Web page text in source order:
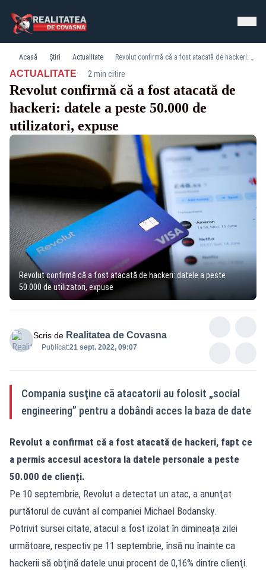
Acasă Știri Actualitate Revolut confirmă că a fost atacată de hackeri: datele a peste 50.000 de utilizatori, expuse
ACTUALITATE· 2 min citire
Revolut confirmă că a fost atacată de
hackeri: datele a peste 50.000 de
utilizatori, expuse
Revolut confirmă că a fost atacată de hackeri: datele a peste
50.000 de utilizatori, expuse
Scris de Realitatea de Covasna
Publicat:21 sept. 2022, 09:07
Compania susţine că atacatorii au folosit „social
engineering” pentru a dobândi acces la baza de date
Revolut a confirmat că a fost atacată de hackeri, fapt ce
a permis accesul acestora la datele personale a peste
50.000 de clienți.
Pe 10 septembrie, Revolut a detectat un atac, a anunţat
purtătorul de cuvânt al companiei Michael Bodansky.
Potrivit sursei citate, atacul a fost izolat în dimineața zilei
următoare, respectiv pe 11 septembrie, însă nu înainte ca
hackerii să obţină datele unui procent de 0,16% dintre clienţi.